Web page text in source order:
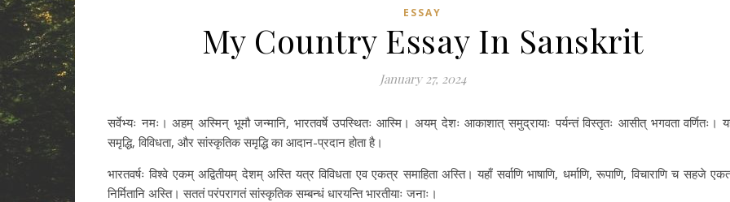
ESSAY
My Country Essay In Sanskrit
January 27, 2024
सर्वेभ्यः नमः। अहम् अस्मिन् भूमौ जन्मानि, भारतवर्षे उपस्थितः आस्मि। अयम् देशः आकाशात् समुद्रायाः पर्यन्तं विस्तृतः आसीत् भगवता वर्णितः।
समृद्धि, विविधता, और सांस्कृतिक समृद्धि का आदान-प्रदान होता है।
भारतवर्षः विश्वे एकम् अद्वितीयम् देशम् अस्ति यत्र विविधता एव एकत्र समाहिता अस्ति। यहाँ सर्वाणि भाषाणि, धर्माणि, रूपाणि, विचाराणि च सहजे
निर्मितानि अस्ति। सततं परंपरागतं सांस्कृतिक सम्बन्धं धारयन्ति भारतीयाः जनाः।